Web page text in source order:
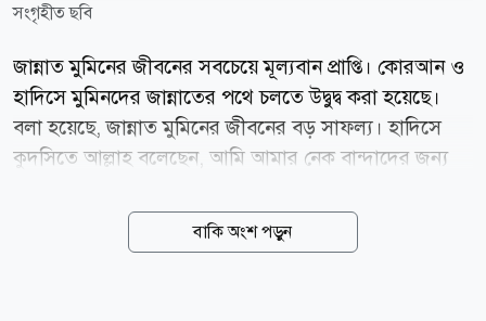
সংগৃহীত ছবি
জান্নাত মুমিনের জীবনের সবচেয়ে মূল্যবান প্রাপ্তি। কোরআন ও
হাদিসে মুমিনদের জান্নাতের পথে চলতে উদ্বুদ্ব করা হয়েছে।
বলা হয়েছে, জান্নাত মুমিনের জীবনের বড় সাফল্য। হাদিসে
কুদসিতে আল্লাহ বলেছেন, আমি আমার নেক বান্দাদের জন্য
কান শোনেনি এবং কোনো অন্তঃকরণ চিন্তা করেনি। হাদিস
বর্ণনাকারী সাহাবি আবু হুরায়রা (রা.) বলেন, তোমরা চাইলে এ
বাকি অংশ পড়ুন